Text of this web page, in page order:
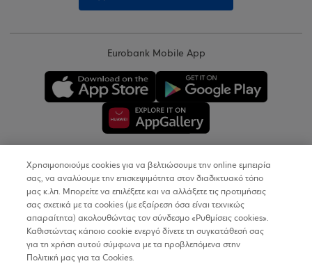
Eurobank Mobile App
Copyright © 2026
Όροι Χρήσης
Προσωπικά Δεδομένα στον Διαδικτυακό Τόπο
Χρησιμοποιούμε cookies για να βελτιώσουμε την online εμπειρία
σας, να αναλύουμε την επισκεψιμότητα στον διαδικτυακό τόπο
μας κ.λπ. Μπορείτε να επιλέξετε και να αλλάξετε τις προτιμήσεις
σας σχετικά με τα cookies (με εξαίρεση όσα είναι τεχνικώς
απαραίτητα) ακολουθώντας τον σύνδεσμο «Ρυθμίσεις cookies».
Καθιστώντας κάποιο cookie ενεργό δίνετε τη συγκατάθεσή σας
για τη χρήση αυτού σύμφωνα με τα προβλεπόμενα στην
Πολιτική μας για τα Cookies.